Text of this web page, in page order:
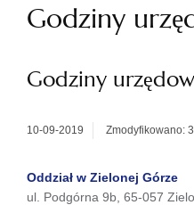
Godziny
Godziny
10-09-2019 Zmodyfikowano:
Oddział w Zielonej Górze
ul. Podgórna 9b, 65-057